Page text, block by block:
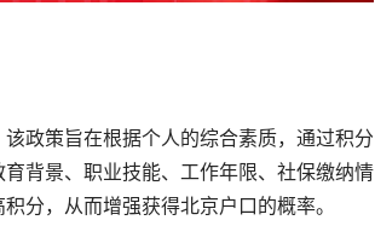
政策旨在根据个人的综合素质，通过积分
背景、职业技能、工作年限、社保缴纳情
分，从而增强获得北京户口的概率。